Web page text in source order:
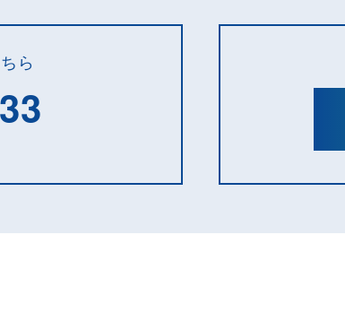
ら